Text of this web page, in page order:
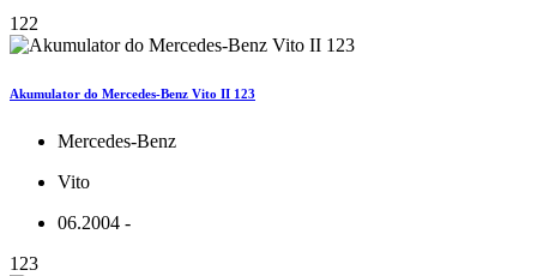
122
Akumulator do Mercedes-Benz Vito II 123
Mercedes-Benz
Vito
06.2004 -
123